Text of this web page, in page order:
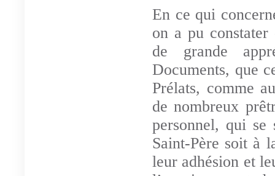
En ce qui
on a pu constater
de grande
Documents, que
Prélats, comme
de nombreux
personnel, qui se
Saint-Père soit à
leur adhésion et